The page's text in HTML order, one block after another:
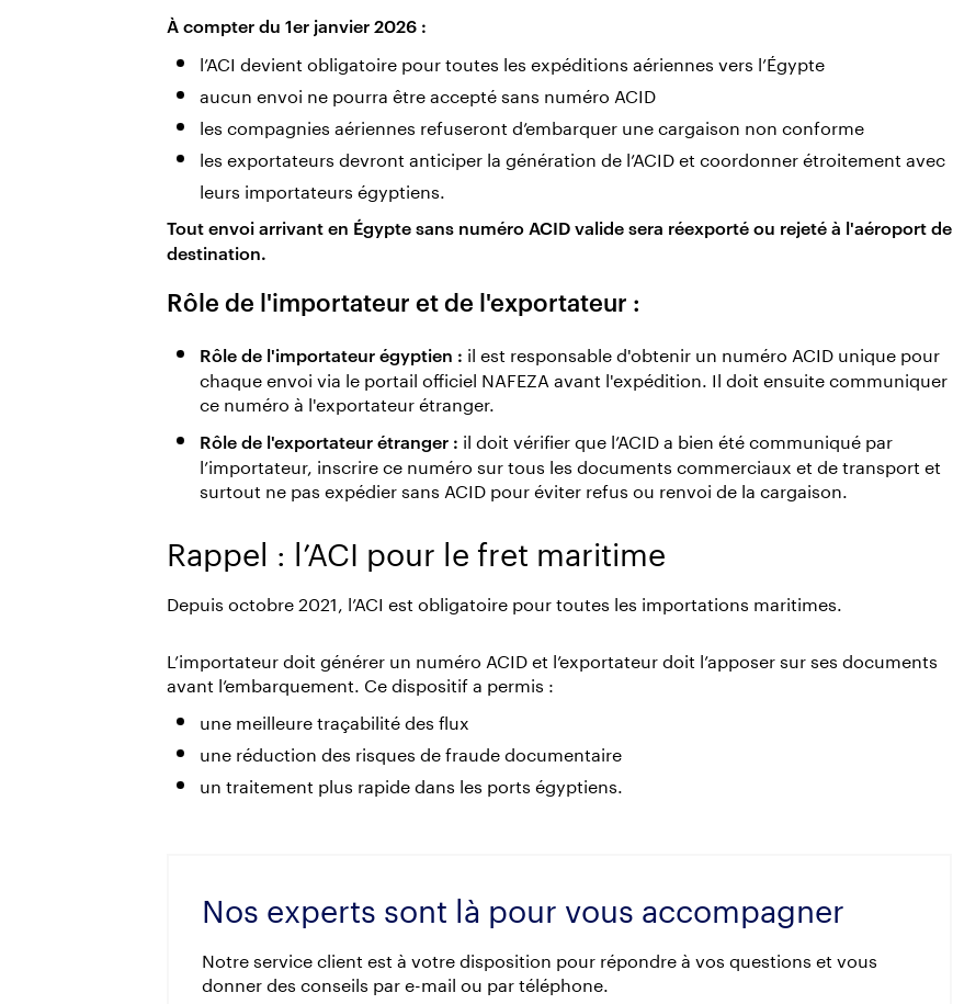
À compter du 1er janvier 2026 :
l’ACI devient obligatoire pour toutes les expéditions aériennes vers l’Égypte
aucun envoi ne pourra être accepté sans numéro ACID
les compagnies aériennes refuseront d’embarquer une cargaison non conforme
les exportateurs devront anticiper la génération de l’ACID et coordonner étroitement avec
leurs importateurs égyptiens.
Tout envoi arrivant en Égypte sans numéro ACID valide sera réexporté ou rejeté à l'aéroport de
destination.
Rôle de l'importateur et de l'exportateur :
Rôle de l'importateur égyptien : il est responsable d'obtenir un numéro ACID unique pour
chaque envoi via le portail officiel NAFEZA avant l'expédition. Il doit ensuite communiquer
ce numéro à l'exportateur étranger.
Rôle de l'exportateur étranger : il doit vérifier que l’ACID a bien été communiqué par
l’importateur, inscrire ce numéro sur tous les documents commerciaux et de transport et
surtout ne pas expédier sans ACID pour éviter refus ou renvoi de la cargaison.
Rappel : l’ACI pour le fret maritime
Depuis octobre 2021, l’ACI est obligatoire pour toutes les importations maritimes.
L’importateur doit générer un numéro ACID et l’exportateur doit l’apposer sur ses documents
avant l’embarquement. Ce dispositif a permis :
une meilleure traçabilité des flux
une réduction des risques de fraude documentaire
un traitement plus rapide dans les ports égyptiens.
Nos experts sont là pour vous accompagner
Notre service client est à votre disposition pour répondre à vos questions et vous
donner des conseils par e-mail ou par téléphone.